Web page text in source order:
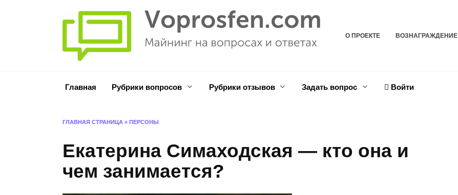
О ПРОЕКТЕ ВОЗНАГРАЖДЕНИЕ
Главная Рубрики вопросов Рубрики отзывов Задать вопрос Войти
ГЛАВНАЯ СТРАНИЦА » ПЕРСОНЫ
Екатерина Симаходская — кто она и
чем занимается?